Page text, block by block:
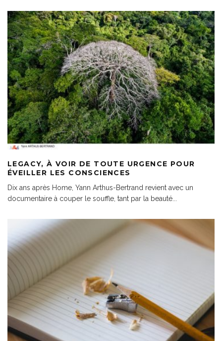
LEGACY, À VOIR DE TOUTE URGENCE POUR
ÉVEILLER LES CONSCIENCES
Dix ans après Home, Yann Arthus-Bertrand revient avec un
documentaire à couper le souffle, tant par la beauté